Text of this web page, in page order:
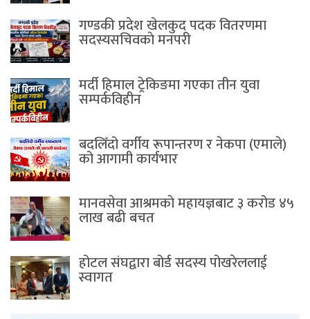
गण्डकी प्रदेश खेलकुद पदक वितरणमा
सदस्यसचिवकाे मनपरी
मर्दी हिमाल ट्रेकिङमा गएका तीन युवा
सम्पर्कविहीन
बदलिँदो वर्गीय रूपान्तरण र नेकपा (एमाले)
को आगामी कार्यभार
मानवसेवा आश्रमकाे‌ महायज्ञबाट ३ करोड ४५
लाख बढी बचत
होटल संघद्वारा बोर्ड सदस्य पोखरेललाई
स्वागत